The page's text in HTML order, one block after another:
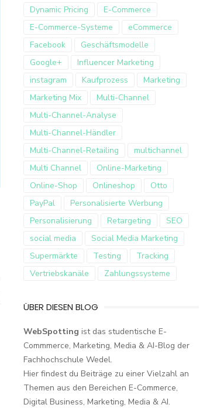
Dynamic Pricing
E-Commerce
E-Commerce-Systeme
eCommerce
Facebook
Geschäftsmodelle
Google+
Influencer Marketing
instagram
Kaufprozess
Marketing
Marketing Mix
Multi-Channel
Multi-Channel-Analyse
Multi-Channel-Händler
Multi-Channel-Retailing
multichannel
Multi Channel
Online-Marketing
Online-Shop
Onlineshop
Otto
PayPal
Personalisierte Werbung
Personalisierung
Retargeting
SEO
social media
Social Media Marketing
Supermärkte
Testing
Tracking
Vertriebskanäle
Zahlungssysteme
ÜBER DIESEN BLOG
WebSpotting ist das studentische E-
Commmerce, Marketing, Media & AI-Blog der
Fachhochschule Wedel.
Hier findest du Beiträge zu einer Vielzahl an
Themen aus den Bereichen E-Commerce,
Digital Business, Marketing, Media & AI.